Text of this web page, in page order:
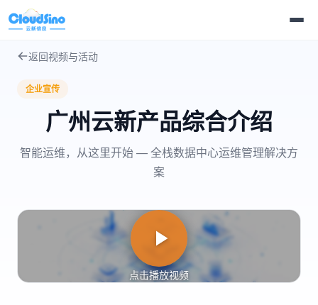
返回视频与活动
企业宣传
广州云新产品综合介绍
智能运维，从这里开始 — 全栈数据中心运维管理解决方
案
点击播放视频